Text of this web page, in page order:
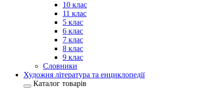
10 клас
11 клас
5 клас
6 клас
7 клас
8 клас
9 клас
Словники
Художня література та енциклопедії
Каталог товарів